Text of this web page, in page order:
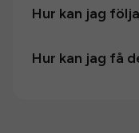
Hur kan jag
Hur kan jag få